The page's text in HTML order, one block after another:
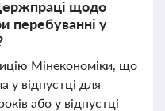
щодо
перебуванні у
Мінекономіки, що
у відпустці для
або у відпустці